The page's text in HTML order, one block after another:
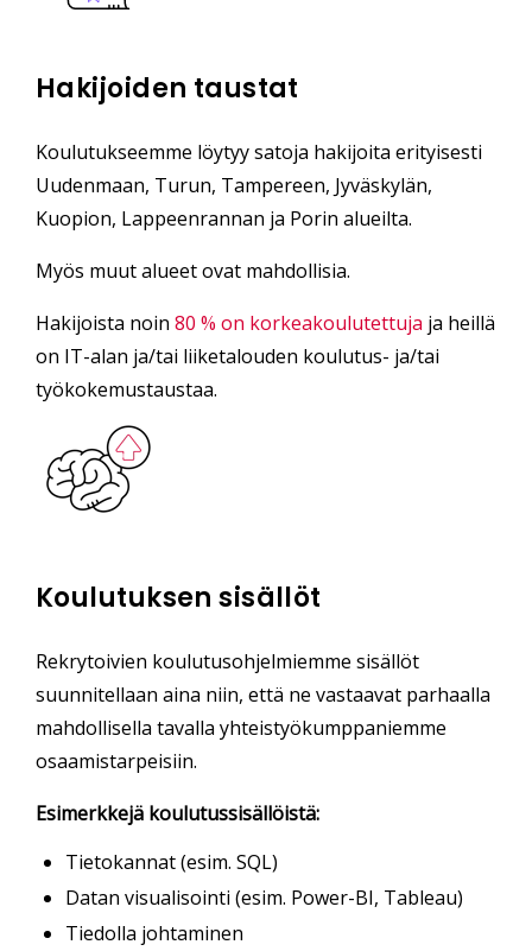
Hakijoiden taustat
Koulutukseemme löytyy satoja hakijoita erityisesti
Uudenmaan, Turun, Tampereen, Jyväskylän,
Kuopion, Lappeenrannan ja Porin alueilta.
Myös muut alueet ovat mahdollisia.
Hakijoista noin 80 % on korkeakoulutettuja ja heillä
on IT-alan ja/tai liiketalouden koulutus- ja/tai
työkokemustaustaa.
Koulutuksen sisällöt
Rekrytoivien koulutusohjelmiemme sisällöt
suunnitellaan aina niin, että ne vastaavat parhaalla
mahdollisella tavalla yhteistyökumppaniemme
osaamistarpeisiin.
Esimerkkejä koulutussisällöistä:
Tietokannat (esim. SQL)
Datan visualisointi (esim. Power-BI, Tableau)
Tiedolla johtaminen